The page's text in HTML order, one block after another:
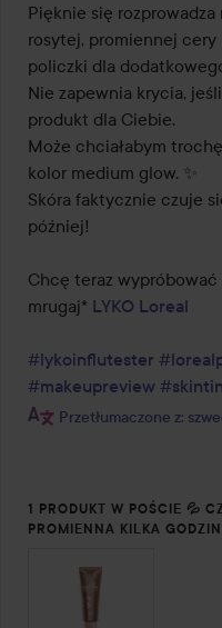
Pięknie się
rosytej, promiennej cery
policzki dla
Nie zapewnia krycia,
produkt dla Ciebie.
Może chciałabym
kolor medium glow. ✨️
Skóra faktycznie czuje
później!
Chcę teraz
mrugaj* LYKO Loreal
#lykoinflutester
#makeupreview
Przetłumaczone z:
1 PRODUKT W POŚCIE 💦
PROMIENNA KILKA